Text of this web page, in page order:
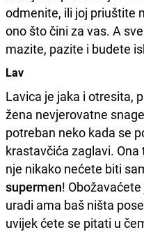
odmenite, ili joj priuštite
ono što čini za vas. A
mazite, pazite i budete
Lav
Lavica je jaka i otresita,
žena nevjerovatne
potreban neko kada se
krastavčića zaglavi.
nje nikako nećete biti
supermen!
uradi ama baš ništa
uvijek ćete se pitati u